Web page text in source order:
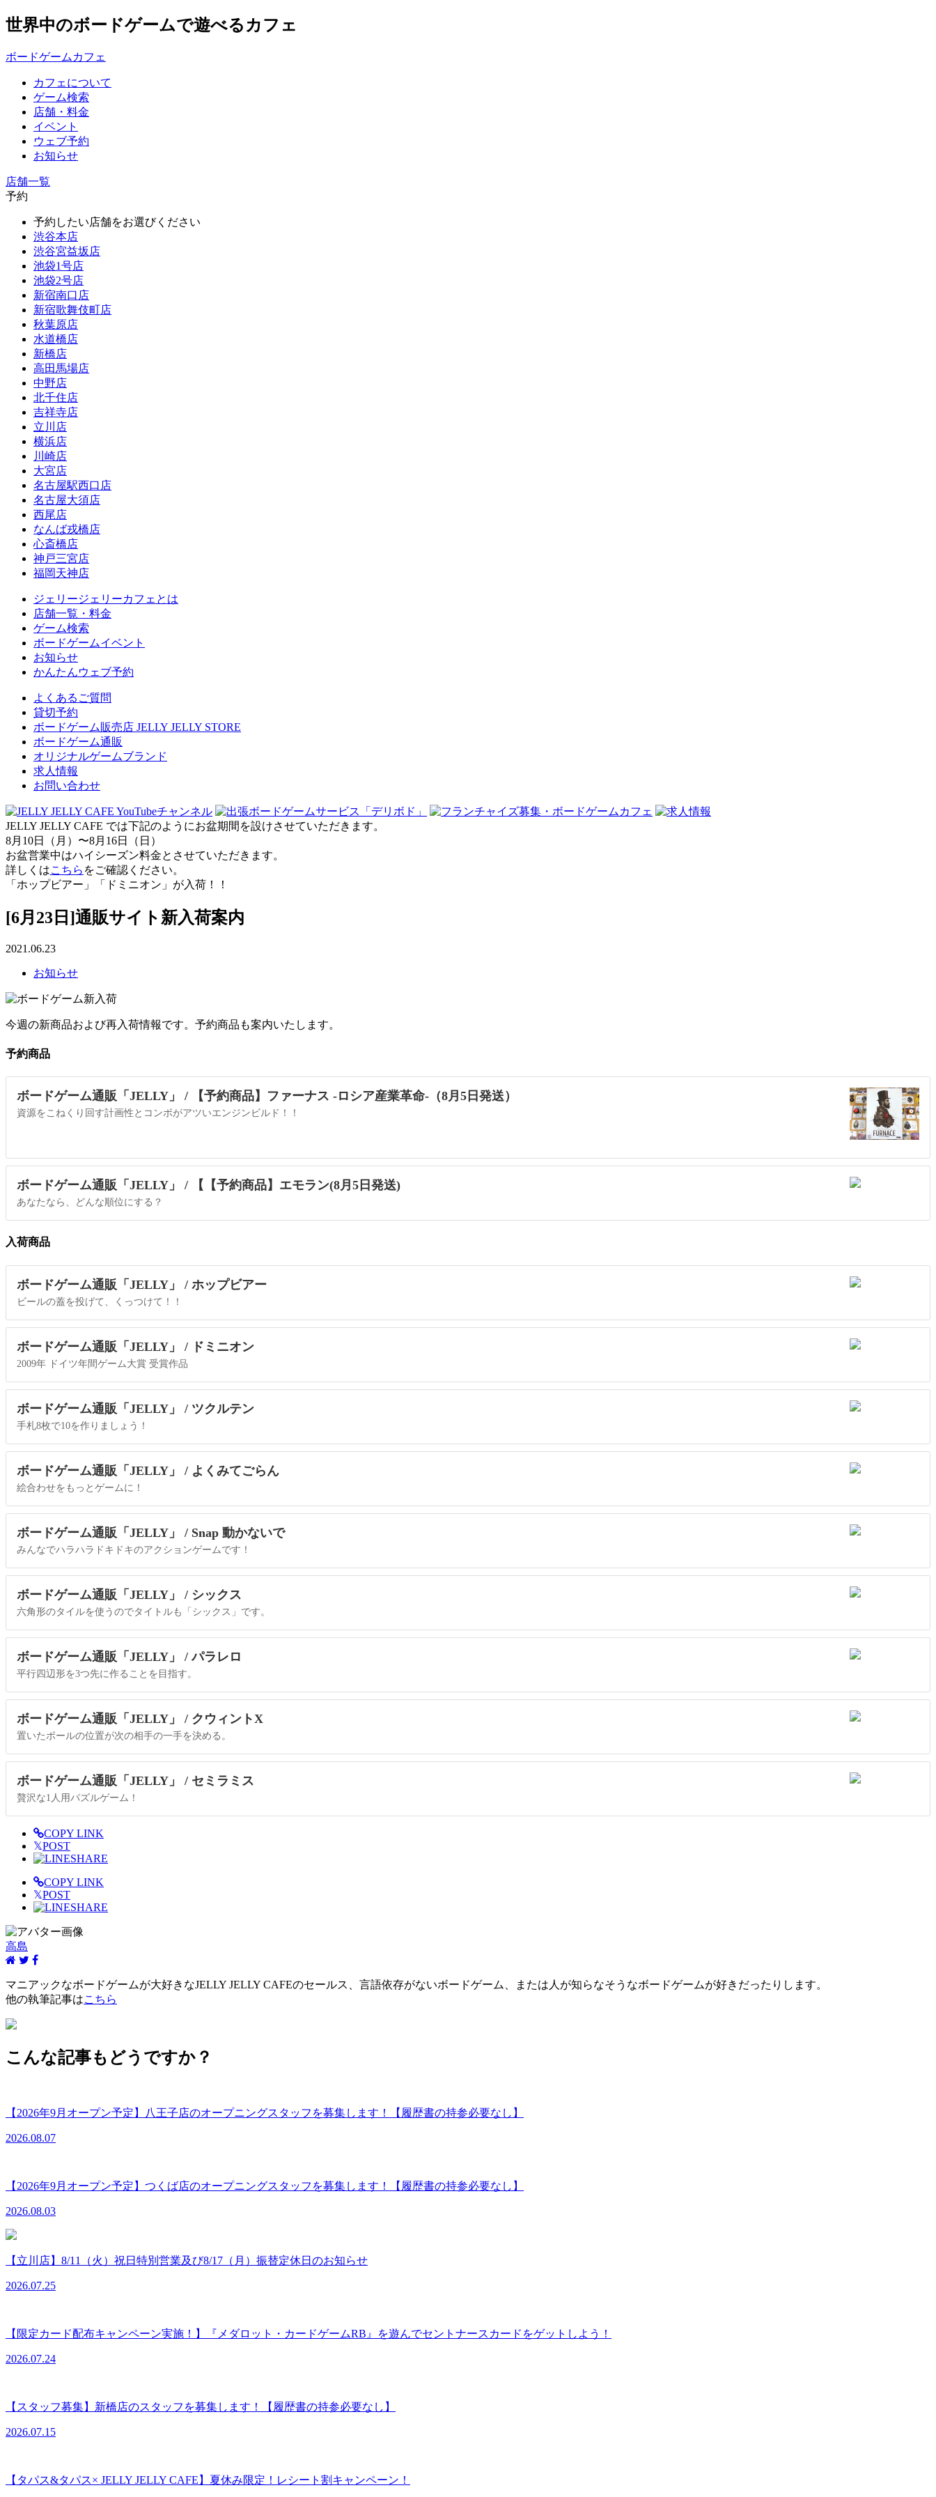
世界中のボードゲームで遊べるカフェ
ボードゲームカフェ
カフェについて
ゲーム検索
店舗・料金
イベント
ウェブ予約
お知らせ
店舗一覧
予約
予約したい店舗をお選びください
渋谷本店
渋谷宮益坂店
池袋1号店
池袋2号店
新宿南口店
新宿歌舞伎町店
秋葉原店
水道橋店
新橋店
高田馬場店
中野店
北千住店
吉祥寺店
立川店
横浜店
川崎店
大宮店
名古屋駅西口店
名古屋大須店
西尾店
なんば戎橋店
心斎橋店
神戸三宮店
福岡天神店
ジェリージェリーカフェとは
店舗一覧・料金
ゲーム検索
ボードゲームイベント
お知らせ
かんたんウェブ予約
よくあるご質問
貸切予約
ボードゲーム販売店 JELLY JELLY STORE
ボードゲーム通販
オリジナルゲームブランド
求人情報
お問い合わせ
JELLY JELLY CAFE では下記のようにお盆期間を設けさせていただきます。
8月10日（月）〜8月16日（日）
お盆営業中はハイシーズン料金とさせていただきます。
詳しくはこちら をご確認ください。
「ホップビアー」「ドミニオン」が入荷！！
[6月23日]通販サイト新入荷案内
2021.06.23
お知らせ
今週の新商品および再入荷情報です。予約商品も案内いたします。
予約商品
ボードゲーム通販「JELLY」 / 【予約商品】ファーナス -ロシア産業革命-（8月5日発送）
資源をこねくり回す計画性とコンボがアツいエンジンビルド！！
ボードゲーム通販「JELLY」 / 【【予約商品】エモラン(8月5日発送)
あなたなら、どんな順位にする？
入荷商品
ボードゲーム通販「JELLY」 / ホップビアー
ビールの蓋を投げて、くっつけて！！
ボードゲーム通販「JELLY」 / ドミニオン
2009年 ドイツ年間ゲーム大賞 受賞作品
ボードゲーム通販「JELLY」 / ツクルテン
手札8枚で10を作りましょう！
ボードゲーム通販「JELLY」 / よくみてごらん
絵合わせをもっとゲームに！
ボードゲーム通販「JELLY」 / Snap 動かないで
みんなでハラハラドキドキのアクションゲームです！
ボードゲーム通販「JELLY」 / シックス
六角形のタイルを使うのでタイトルも「シックス」です。
ボードゲーム通販「JELLY」 / パラレロ
平行四辺形を3つ先に作ることを目指す。
ボードゲーム通販「JELLY」 / クウィントX
置いたボールの位置が次の相手の一手を決める。
ボードゲーム通販「JELLY」 / セミラミス
贅沢な1人用パズルゲーム！
COPY LINK
𝕏POST
SHARE
COPY LINK
𝕏POST
SHARE
高島
マニアックなボードゲームが大好きなJELLY JELLY CAFEのセールス、言語依存がないボードゲーム、または人が知らなそうなボードゲームが好きだったりします。
他の執筆記事はこちら
こんな記事もどうですか？
【2026年9月オープン予定】八王子店のオープニングスタッフを募集します！【履歴書の持参必要なし】
2026.08.07
【2026年9月オープン予定】つくば店のオープニングスタッフを募集します！【履歴書の持参必要なし】
2026.08.03
【立川店】8/11（火）祝日特別営業及び8/17（月）振替定休日のお知らせ
2026.07.25
【限定カード配布キャンペーン実施！】『メダロット・カードゲームRB』を遊んでセントナースカードをゲットしよう！
2026.07.24
【スタッフ募集】新橋店のスタッフを募集します！【履歴書の持参必要なし】
2026.07.15
【タパス&タパス× JELLY JELLY CAFE】夏休み限定！レシート割キャンペーン！